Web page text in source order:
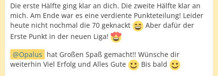
Die erste Hälfte ging klar an dich. Die zweite Hälfte klar an
mich. Am Ende war es eine verdiente Punkteteilung! Leider
heute nicht nochmal die 70 geknackt
Aber dafür der
Erste Punkt in der neuen Liga!
Opalus hat Großen Spaß gemacht!! Wünsche dir
weiterhin Viel Erfolg und Alles Gute
Bis bald